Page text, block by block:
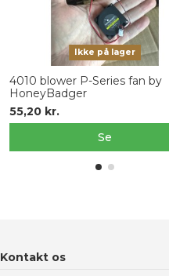
Ikke på lager
4010 blower P-Series fan by
HoneyBadger
55,20 kr.
Se
Kontakt os